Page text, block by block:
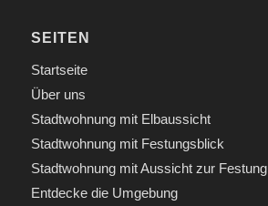
SEITEN
Startseite
Über uns
Stadtwohnung mit Elbaussicht
Stadtwohnung mit Festungsblick
Stadtwohnung mit Aussicht zur Festung
Entdecke die Umgebung